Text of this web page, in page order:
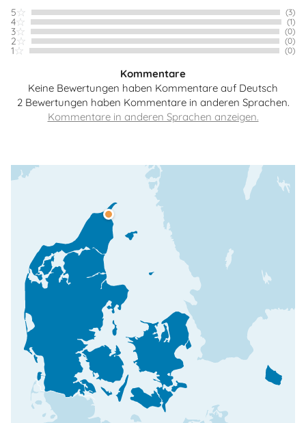
5 (3)
4 (1)
3 (0)
2 (0)
1 (0)
Kommentare
Keine Bewertungen haben Kommentare auf Deutsch
2 Bewertungen haben Kommentare in anderen Sprachen.